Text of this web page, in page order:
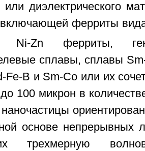
или диэлектрического
включающей ферриты
Zn ферриты,
сплавы, сплавы
Fe-B и Sm-Co или их
100 микрон в
основе непрерывных
трехмерную